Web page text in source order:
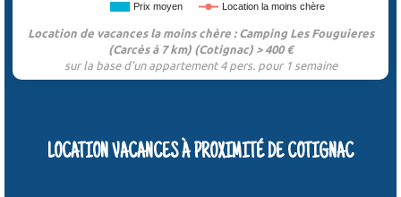
Prix moyen Location la moins chère
Location de vacances la moins chère : Camping Les Fouguieres
(Carcès à 7 km) (Cotignac) > 400 €
sur la base d'un appartement 4 pers. pour 1 semaine
LOCATION VACANCES À PROXIMITÉ DE COTIGNAC